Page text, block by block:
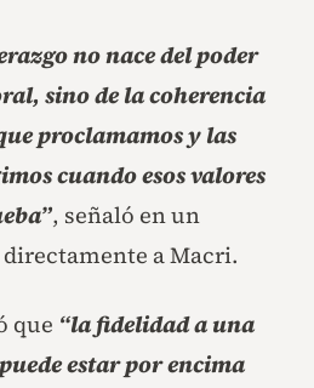
no nace del poder
sino de la coherencia
proclamamos y las
cuando esos valores
, señaló en un
a Macri.
que “la fidelidad a una
estar por encima